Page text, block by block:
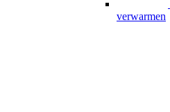
verwarmen